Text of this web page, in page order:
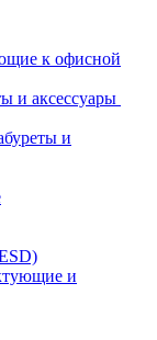
к офисной
и аксессуары
и
и